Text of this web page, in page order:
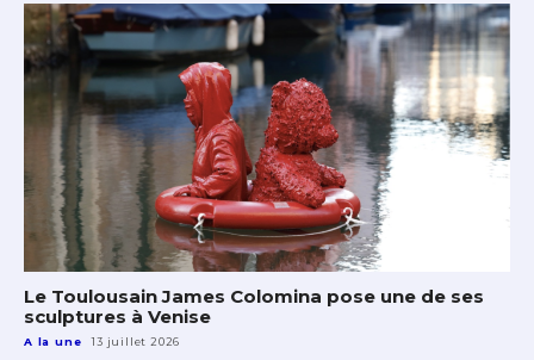
Le Toulousain James Colomina pose une de ses
sculptures à Venise
A la une 13 juillet 2026